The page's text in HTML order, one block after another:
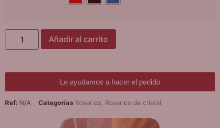
Añadir al carrito
Le ayudamos a hacer el pedido
Ref: N/A Categorías Rosarios Rosarios de cristal